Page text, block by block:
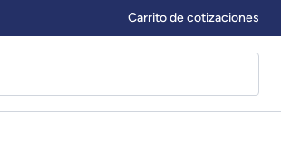
Carrito de cotizaciones